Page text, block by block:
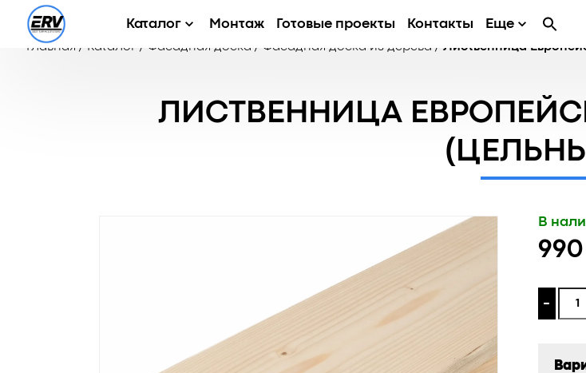
Каталог Монтаж Готовые проекты Контакты Еще
Главная / Каталог / Фасадная доска / Фасадная доска из дерева / Лиственница
ЛИСТВЕННИЦА
В
990
-